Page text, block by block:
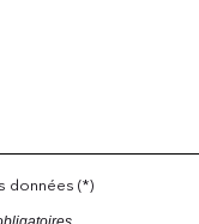
données (*)